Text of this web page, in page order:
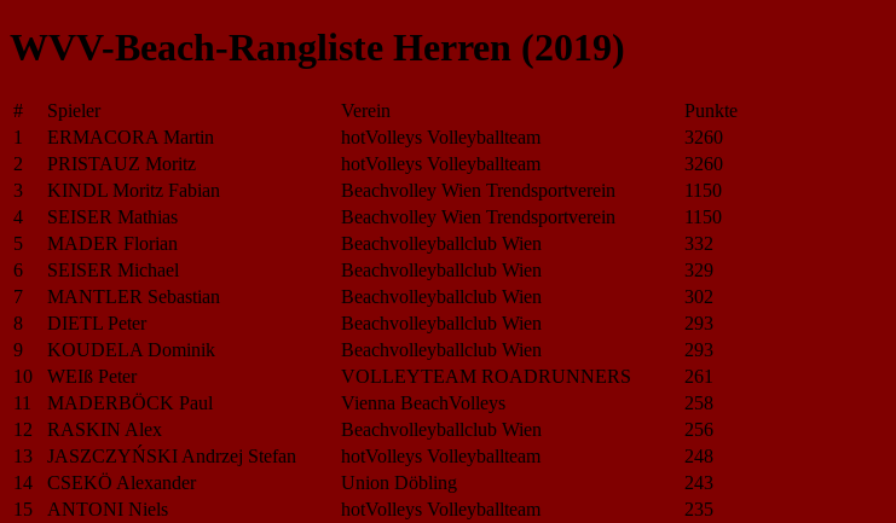
WVV-Beach-Rangliste Herren (2019)
# Spieler Verein
Punkte
1
ERMACORA Martin hotVolleys Volleyballteam
3260
2
PRISTAUZ Moritz hotVolleys Volleyballteam
3260
3
KINDL Moritz Fabian Beachvolley Wien Trendsportverein
1150
4
SEISER Mathias Beachvolley Wien Trendsportverein
1150
5
MADER Florian Beachvolleyballclub Wien
332
6
SEISER Michael Beachvolleyballclub Wien
329
7
MANTLER Sebastian Beachvolleyballclub Wien
302
8
DIETL Peter Beachvolleyballclub Wien
293
9
KOUDELA Dominik Beachvolleyballclub Wien
293
10
WEIß Peter VOLLEYTEAM ROADRUNNERS
261
11
MADERBÖCK Paul Vienna BeachVolleys
258
12
RASKIN Alex Beachvolleyballclub Wien
256
13
JASZCZYŃSKI Andrzej Stefan hotVolleys Volleyballteam
248
14
CSEKÖ Alexander Union Döbling
243
15
ANTONI Niels hotVolleys Volleyballteam
235